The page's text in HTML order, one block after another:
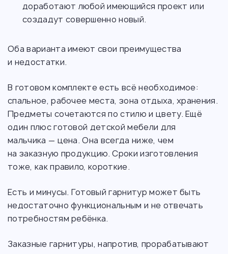
доработают любой имеющийся проект или
создадут совершенно новый.
Оба варианта имеют свои преимущества
и недостатки.
В готовом комплекте есть всё необходимое:
спальное, рабочее места, зона отдыха, хранения.
Предметы сочетаются по стилю и цвету. Ещё
один плюс готовой детской мебели для
мальчика — цена. Она всегда ниже, чем
на заказную продукцию. Сроки изготовления
тоже, как правило, короткие.
Есть и минусы. Готовый гарнитур может быть
недостаточно функциональным и не отвечать
потребностям ребёнка.
Заказные гарнитуры, напротив, прорабатывают